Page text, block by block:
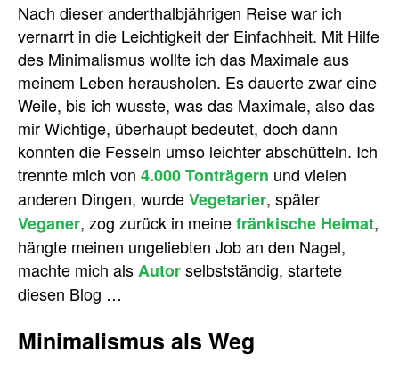
Nach dieser anderthalbjährigen Reise war ich
vernarrt in die Leichtigkeit der Einfachheit. Mit Hilfe
des Minimalismus wollte ich das Maximale aus
meinem Leben herausholen. Es dauerte zwar eine
Weile, bis ich wusste, was das Maximale, also das
mir Wichtige, überhaupt bedeutet, doch dann
konnten die Fesseln umso leichter abschütteln. Ich
trennte mich von 4.000 Tonträgern und vielen
anderen Dingen, wurdeVegetarier, später
Veganer, zog zurück in meinefränkische Heimat,
hängte meinen ungeliebten Job an den Nagel,
machte mich alsAutorselbstständig, startete
diesen Blog …
Minimalismus als Weg